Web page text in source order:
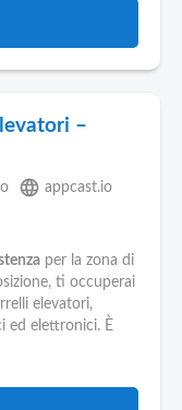
–
language appcast.io
per la zona di
ti occuperai
elevatori,
ed elettronici. È